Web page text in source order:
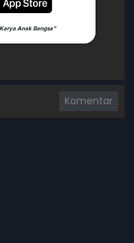
Anak Bangsa"
Komentar